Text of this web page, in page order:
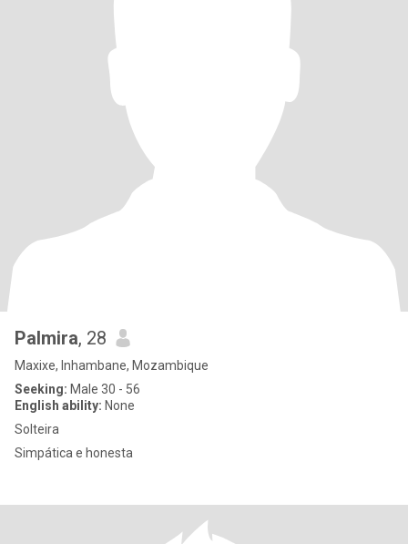
Palmira, 28
Maxixe, Inhambane, Mozambique
Seeking: Male 30 - 56
English ability: None
Solteira
Simpática e honesta